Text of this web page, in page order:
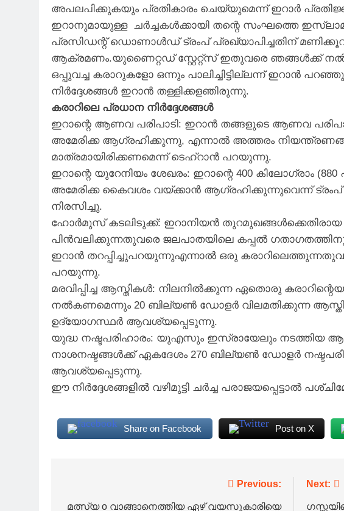
അപലപിക്കുകയും പ്രതികാരം ചെയ്യുമെന്ന് ഇറാർ
ഇറാനുമായുള്ള ചർച്ചകൾക്കായി തന്റെ സംഘത്തെ
പ്രസിഡന്റ് ഡൊണാൾഡ് ട്രംപ് പ്രഖ്യാപിച്ചതിന്
ആക്രമണം.യുണൈറ്റഡ് സ്റ്റേറ്റ്സ് ഇതുവരെ ഞങ്ങൾക്ക്
ഒപ്പുവച്ച കരാറുകളോ ഒന്നും പാലിച്ചിട്ടില്ലന്ന് ഇറാൻ
നിർദ്ദേശങ്ങൾ ഇറാൻ തള്ളിക്കളഞിരുന്നു.
കരാറിലെ പ്രധാന നിർദ്ദേശങ്ങൾ
ഇറാന്റെ ആണവ പരിപാടി: ഇറാൻ തങ്ങളുടെ ആണവ
അമേരിക്ക ആഗ്രഹിക്കുന്നു, എന്നാൽ അത്തരം
മാത്രമായിരിക്കണമെന്ന് ടെഹ്‌റാൻ പറയുന്നു.
ഇറാന്റെ യുറേനിയം ശേഖരം: ഇറാന്റെ 400 കിലോഗ്രാം
അമേരിക്ക കൈവശം വയ്ക്കാൻ ആഗ്രഹിക്കുന്നുവെന്ന്
നിരസിച്ചു.
ഹോർമുസ് കടലിടുക്ക്: ഇറാനിയൻ
പിൻവലിക്കുന്നതുവരെ ജലപാതയിലെ കപ്പൽ
ഇറാൻ തറപ്പിച്ചുപറയുന്നുഎന്നാൽ ഒരു
പറയുന്നു.
മരവിപ്പിച്ച ആസ്തികൾ: നിലനിൽക്കുന്ന ഏതൊരു
നൽകണമെന്നും 20 ബില്യൺ ഡോളർ വിലമതിക്കുന്ന
ഉദ്യോഗസ്ഥർ ആവശ്യപ്പെടുന്നു.
യുദ്ധ നഷ്ടപരിഹാരം: യുഎസും ഇസ്രായേലും നടത്തിയ
നാശനഷ്ടങ്ങൾക്ക് ഏകദേശം 270 ബില്യൺ ഡോളർ
ആവശ്യപ്പെടുന്നു.
ഈ നിർദ്ദേശങ്ങളിൽ വഴിമുട്ടി ചർച്ച പരാജയപ്പെട്ടാൽ
Share on Facebook Post on X
Previous:
മത്സ്യ o വാങ്ങാനെത്തിയ ഏഴ് വയസുകാരിയെ
Next: